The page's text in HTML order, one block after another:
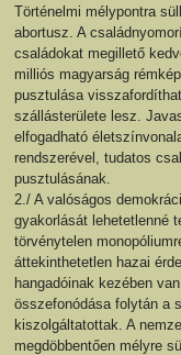
Történelmi mélypontra
abortusz. A
családokat megillető
milliós magyarság
pusztulása
szállásterülete lesz.
elfogadható
rendszerével, tudatos
pusztulásának.
2./ A valóságos
gyakorlását lehetetlenné
törvénytelen
áttekinthetetlen hazai
hangadóinak kezében
összefonódása folytán a
kiszolgáltatottak. A
megdöbbentően mélyre